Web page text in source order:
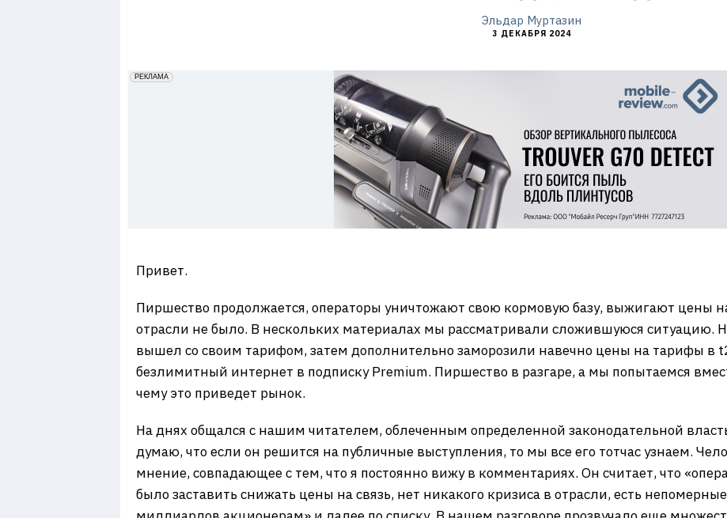
Эльдар Муртазин
3 ДЕКАБРЯ 2024
erid: 2VfnxxmNzs5
РЕКЛАМА
Привет.
Пиршество продолжается, операторы уничтожают свою кормовую базу, выжигают цены
отрасли не было. В нескольких материалах мы рассматривали сложившуюся ситуацию.
вышел со своим тарифом, затем дополнительно заморозили навечно цены на тарифы в
безлимитный интернет в подписку Premium. Пиршество в разгаре, а мы попытаемся
чему это приведет рынок.
На днях общался с нашим читателем, облеченным определенной законодательной
думаю, что если он решится на публичные выступления, то мы все его тотчас узнаем.
мнение, совпадающее с тем, что я постоянно вижу в комментариях. Он считает, что
было заставить снижать цены на связь, нет никакого кризиса в отрасли, есть